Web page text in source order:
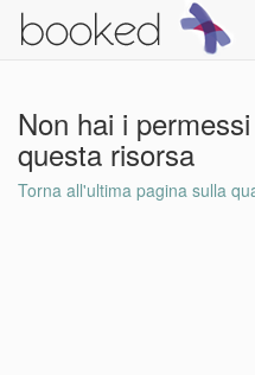
Non hai i
questa risorsa
Torna all'ultima pagina sulla